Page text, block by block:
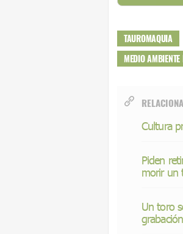
TAUROMAQUIA
MEDIO
Cultura
Piden
morir un
Un toro
grabación